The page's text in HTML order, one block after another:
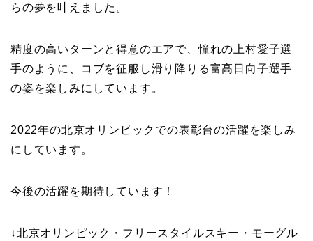
らの夢を叶えました。
精度の高いターンと得意のエアで、憧れの上村愛子選
手のように、コブを征服し滑り降りる富高日向子選手
の姿を楽しみにしています。
2022年の北京オリンピックでの表彰台の活躍を楽しみ
にしています。
今後の活躍を期待しています！
↓北京オリンピック・フリースタイルスキー・モーグル